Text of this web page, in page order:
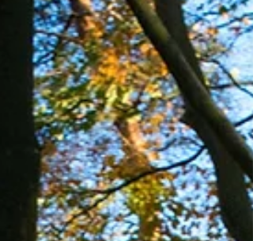
Met een smile neem ik afscheid
van jou en ik hoop d